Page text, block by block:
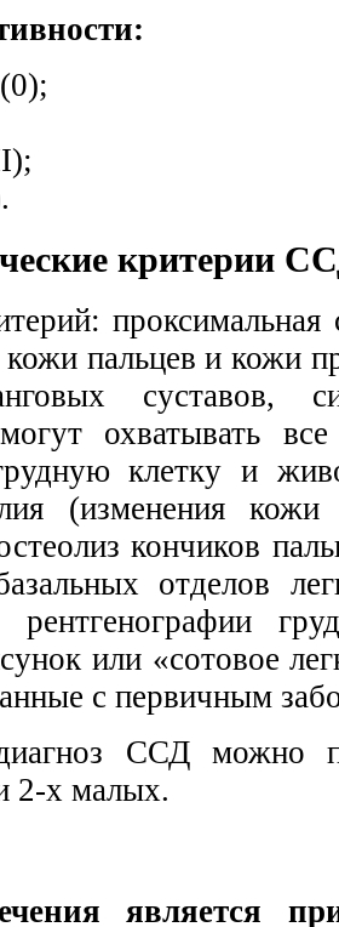
критерии
проксимальная
пальцев и кожи
суставов,
охватывать
клетку и
(изменения
кончиков
отделов
рентгенографии
или «сотовое
с первичным
ССД можно
2-х малых.
является